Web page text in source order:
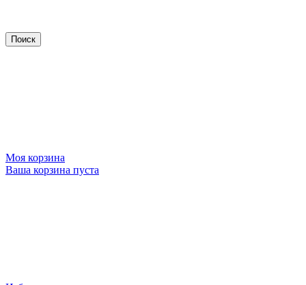
Моя корзина
Ваша корзина пуста